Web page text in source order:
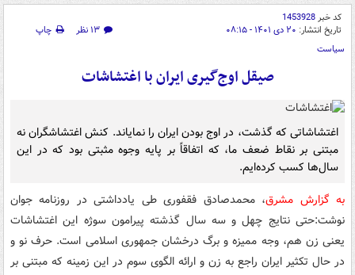
کد خبر1453928
تاریخ انتشار: ۲۰ دی ۱۴۰۱ - ۰۸:۱۵ ۱۳ نظر
چاپ
سیاست
صیقل اوج‌گیری ایران با اغتشاشات
اغتشاشاتی که گذشت، در اوج بودن ایران را نمایاند. کنش اغتشاشگران نه
مبتنی بر نقاط ضعف ما، که اتفاقاً بر پایه وجوه مثبتی بود که در این
سال‌ها کسب کرده‌ایم.
به گزارش مشرق، محمدصادق فقفوری طی یادداشتی در روزنامه جوان
نوشت:حتی نتایج چهل و سه سال گذشته پیرامون سوژه این اغتشاشات
یعنی زن هم، وجه ممیزه و برگ درخشان جمهوری اسلامی است. حرف نو و
در حال تکثیر ایران راجع به زن و ارائه الگوی سوم در این زمینه که مبتنی بر